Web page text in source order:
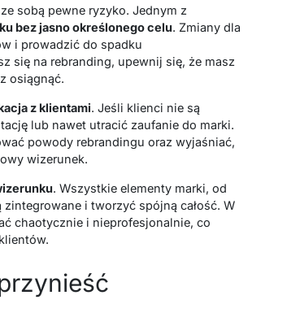
sobą pewne ryzyko. Jednym z
bez jasno określonego celu. Zmiany dla
i prowadzić do spadku
się na rebranding, upewnij się, że masz
osiągnąć.
z klientami. Jeśli klienci nie są
lub nawet utracić zaufanie do marki.
powody rebrandingu oraz wyjaśniać,
wizerunek.
. Wszystkie elementy marki, od
i tworzyć spójną całość. W
chaotycznie i nieprofesjonalnie, co